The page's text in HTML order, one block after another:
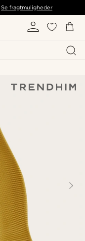
Se fragtmuligheder